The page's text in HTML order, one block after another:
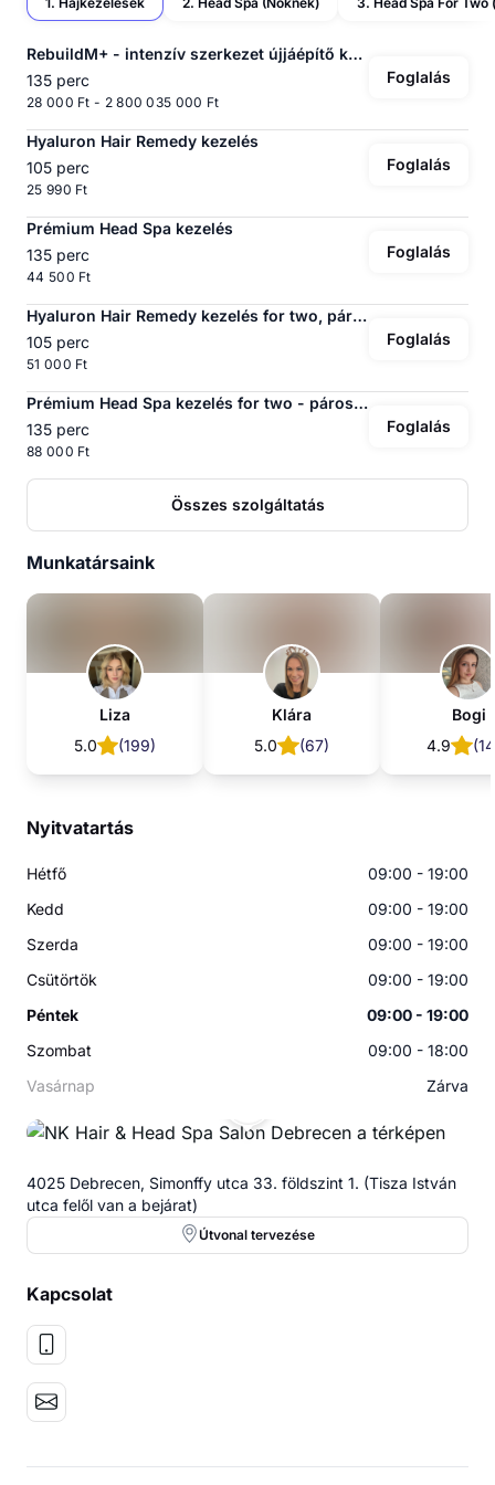
RebuildM+ - intenzív szerkezet újjáépítő kezelés
135 perc
28 000 Ft - 2 800 035 000 Ft
Foglalás
Hyaluron Hair Remedy kezelés
105 perc
25 990 Ft
Foglalás
Prémium Head Spa kezelés
135 perc
44 500 Ft
Foglalás
Hyaluron Hair Remedy kezelés for two, páros élmény nőknek
105 perc
51 000 Ft
Foglalás
Prémium Head Spa kezelés for two - páros élmény nőknek
135 perc
88 000 Ft
Foglalás
Összes szolgáltatás
Munkatársaink
Liza
5.0
(199)
Klára
5.0
(67)
Bogi
4.9
(
Nyitvatartás
Hétfő
09:00 - 19:00
Kedd
09:00 - 19:00
Szerda
09:00 - 19:00
Csütörtök
09:00 - 19:00
Péntek
09:00 - 19:00
Szombat
09:00 - 18:00
Vasárnap
Zárva
4025 Debrecen, Simonffy utca 33. földszint 1. (Tisza István
utca felől van a bejárat)
Útvonal tervezése
Kapcsolat